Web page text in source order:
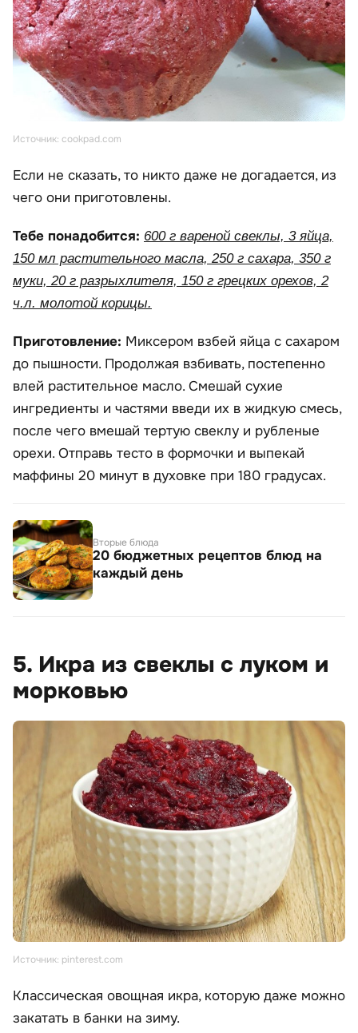
Источник: cookpad.com
Если не сказать, то никто даже не догадается, из
чего они приготовлены.
Тебе понадобится: 600 г вареной свеклы, 3 яйца,
150 мл растительного масла, 250 г сахара, 350 г
муки, 20 г разрыхлителя, 150 г грецких орехов, 2
ч.л. молотой корицы.
Приготовление: Миксером взбей яйца с сахаром
до пышности. Продолжая взбивать, постепенно
влей растительное масло. Смешай сухие
ингредиенты и частями введи их в жидкую смесь,
после чего вмешай тертую свеклу и рубленые
орехи. Отправь тесто в формочки и выпекай
маффины 20 минут в духовке при 180 градусах.
Вторые блюда
20 бюджетных рецептов блюд на
каждый день
5. Икра из свеклы с луком и
морковью
Источник: pinterest.com
Классическая овощная икра, которую даже можно
закатать в банки на зиму.